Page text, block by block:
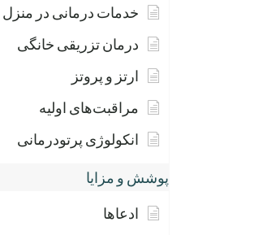
خدمات درمانی در منزل
درمان تزریقی خانگی
ارتز و پروتز
مراقبت‌های اولیه
انکولوژی پرتودرمانی
پوشش و مزایا
ادعاها